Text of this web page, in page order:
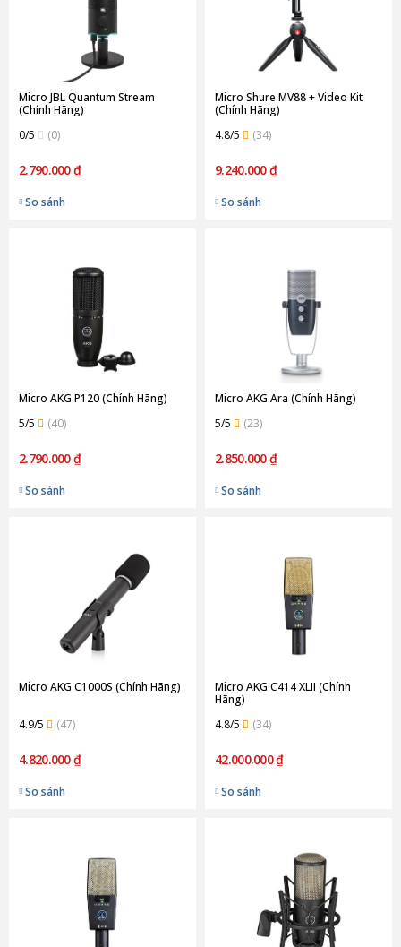
Micro JBL Quantum Stream
(Chính Hãng)
0/5
(0)
2.790.000 ₫
So sánh
Micro Shure MV88 + Video Kit
(Chính Hãng)
4.8/5
(34)
9.240.000 ₫
So sánh
Micro AKG P120 (Chính Hãng)
5/5
(40)
2.790.000 ₫
So sánh
Micro AKG Ara (Chính Hãng)
5/5
(23)
2.850.000 ₫
So sánh
Micro AKG C1000S (Chính Hãng)
4.9/5 (47)
4.820.000 ₫
So sánh
Micro AKG C414 XLII (Chính
Hãng)
4.8/5
(34)
42.000.000 ₫
So sánh